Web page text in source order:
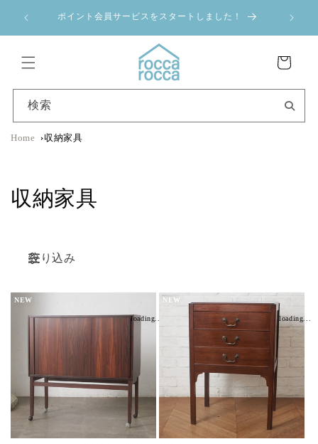
ンツに
ポイント会員サービスをスタートしました！
ー
検索
Home 収納家具
コ
ク
ョ
ン
収納家具
絞り込み
NEW
loading...
NEW
loading...